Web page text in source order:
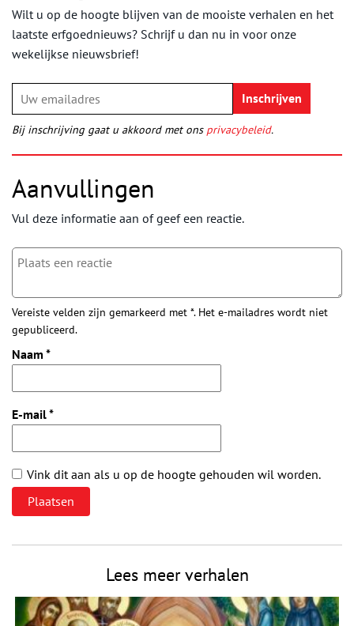
Wilt u op de hoogte blijven van de mooiste verhalen en het
laatste erfgoednieuws? Schrijf u dan nu in voor onze
wekelijkse nieuwsbrief!
Bij inschrijving gaat u akkoord met ons privacybeleid.
Aanvullingen
Vul deze informatie aan of geef een reactie.
Vereiste velden zijn gemarkeerd met *. Het e-mailadres wordt niet
gepubliceerd.
Naam *
E-mail*
Vink dit aan als u op de hoogte gehouden wil worden.
Lees meer verhalen